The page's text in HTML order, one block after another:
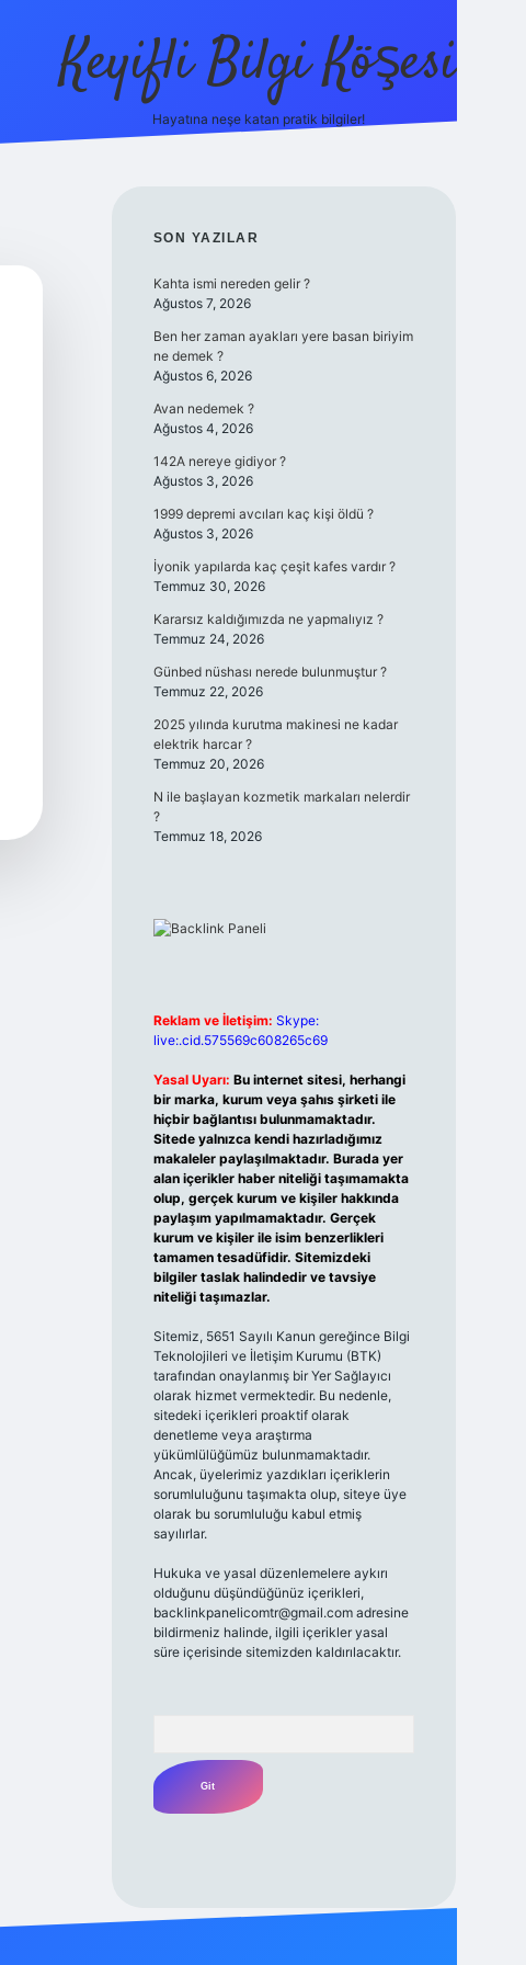
Keyifli Bilgi Köşesi
Hayatına neşe katan pratik bilgiler!
SIDEBAR
SON YAZILAR
Kahta ismi nereden gelir ?
Ağustos 7, 2026
Ben her zaman ayakları yere basan biriyim
ne demek ?
Ağustos 6, 2026
Avan nedemek ?
Ağustos 4, 2026
142A nereye gidiyor ?
Ağustos 3, 2026
1999 depremi avcıları kaç kişi öldü ?
Ağustos 3, 2026
İyonik yapılarda kaç çeşit kafes vardır ?
Temmuz 30, 2026
Kararsız kaldığımızda ne yapmalıyız ?
Temmuz 24, 2026
Günbed nüshası nerede bulunmuştur ?
Temmuz 22, 2026
2025 yılında kurutma makinesi ne kadar
elektrik harcar ?
Temmuz 20, 2026
N ile başlayan kozmetik markaları nelerdir
?
Temmuz 18, 2026
Reklam ve İletişim: Skype:
live:.cid.575569c608265c69
Yasal Uyarı: Bu internet sitesi, herhangi
bir marka, kurum veya şahıs şirketi ile
hiçbir bağlantısı bulunmamaktadır.
Sitede yalnızca kendi hazırladığımız
makaleler paylaşılmaktadır. Burada yer
alan içerikler haber niteliği taşımamakta
olup, gerçek kurum ve kişiler hakkında
paylaşım yapılmamaktadır. Gerçek
kurum ve kişiler ile isim benzerlikleri
tamamen tesadüfidir. Sitemizdeki
bilgiler taslak halindedir ve tavsiye
niteliği taşımazlar.
Sitemiz, 5651 Sayılı Kanun gereğince Bilgi
Teknolojileri ve İletişim Kurumu (BTK)
tarafından onaylanmış bir Yer Sağlayıcı
olarak hizmet vermektedir. Bu nedenle,
sitedeki içerikleri proaktif olarak
denetleme veya araştırma
yükümlülüğümüz bulunmamaktadır.
Ancak, üyelerimiz yazdıkları içeriklerin
sorumluluğunu taşımakta olup, siteye üye
olarak bu sorumluluğu kabul etmiş
sayılırlar.
Hukuka ve yasal düzenlemelere aykırı
olduğunu düşündüğünüz içerikleri,
backlinkpanelicomtr@gmail.comadresine
bildirmeniz halinde, ilgili içerikler yasal
süre içerisinde sitemizden kaldırılacaktır.